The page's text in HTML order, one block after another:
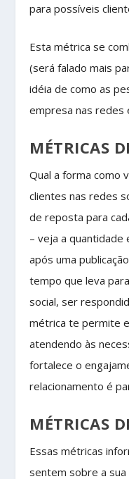
para possíveis
Esta métrica se
(será falado mais
idéia de como as
empresa nas redes
MÉTRICAS
Qual a forma como
clientes nas redes
de reposta para
– veja a quantidade
após uma
tempo que leva
social, ser
métrica te permite
atendendo às
fortalece o
relacionamento é
MÉTRICAS
Essas métricas
sentem sobre a sua